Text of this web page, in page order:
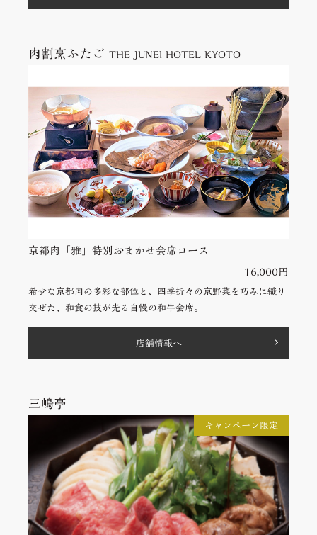
肉割烹ふたごTHE JUNEI HOTEL KYOTO
京都肉「雅」特別おまかせ会席コース
16,000円
希少な京都肉の多彩な部位と、四季折々の京野菜を巧みに織り
交ぜた、和食の技が光る自慢の和牛会席。
店舗情報へ
三嶋亭
キャンペーン限定